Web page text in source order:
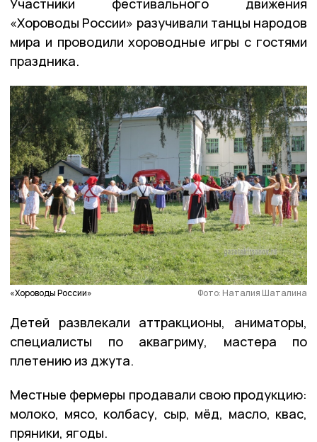
«Хороводы России» разучивали танцы народов
мира и проводили хороводные игры с гостями
праздника.
«Хороводы России» Фото: Наталия Шаталина
Детей развлекали аттракционы, аниматоры,
специалисты по аквагриму, мастера по
плетению из джута.
Местные фермеры продавали свою продукцию:
молоко, мясо, колбасу, сыр, мёд, масло, квас,
пряники, ягоды.